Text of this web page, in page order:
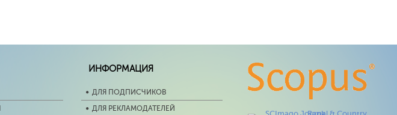
ИНФОРМАЦИЯ
ДЛЯ ПОДПИСЧИКОВ
ДЛЯ РЕКЛАМОДАТЕЛЕЙ